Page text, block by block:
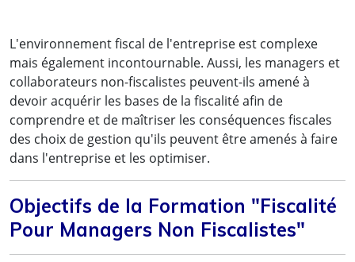
L'environnement fiscal de l'entreprise est complexe
mais également incontournable. Aussi, les managers et
collaborateurs non-fiscalistes peuvent-ils amené à
devoir acquérir les bases de la fiscalité afin de
comprendre et de maîtriser les conséquences fiscales
des choix de gestion qu'ils peuvent être amenés à faire
dans l'entreprise et les optimiser.
Objectifs de la Formation "Fiscalité
Pour Managers Non Fiscalistes"